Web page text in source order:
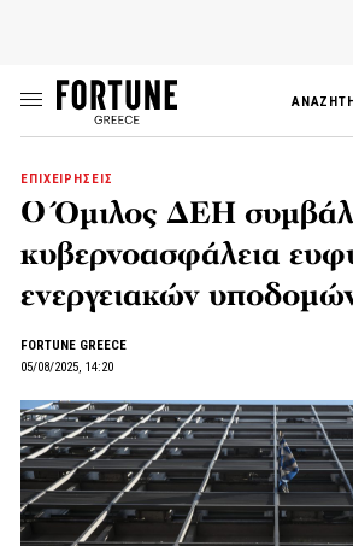
ΕΠΙΧΕΙΡΗΣΕΙΣ
Ο Όμιλος ΔΕΗ
κυβερνοασφάλεια
ενεργειακών
FORTUNE GREECE
05/08/2025, 14:20